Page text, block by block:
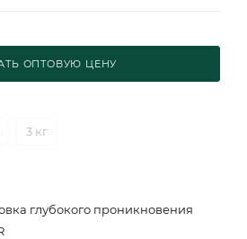
ОПТОВУЮ ЦЕНУ
3 кг
глубокого проникновения